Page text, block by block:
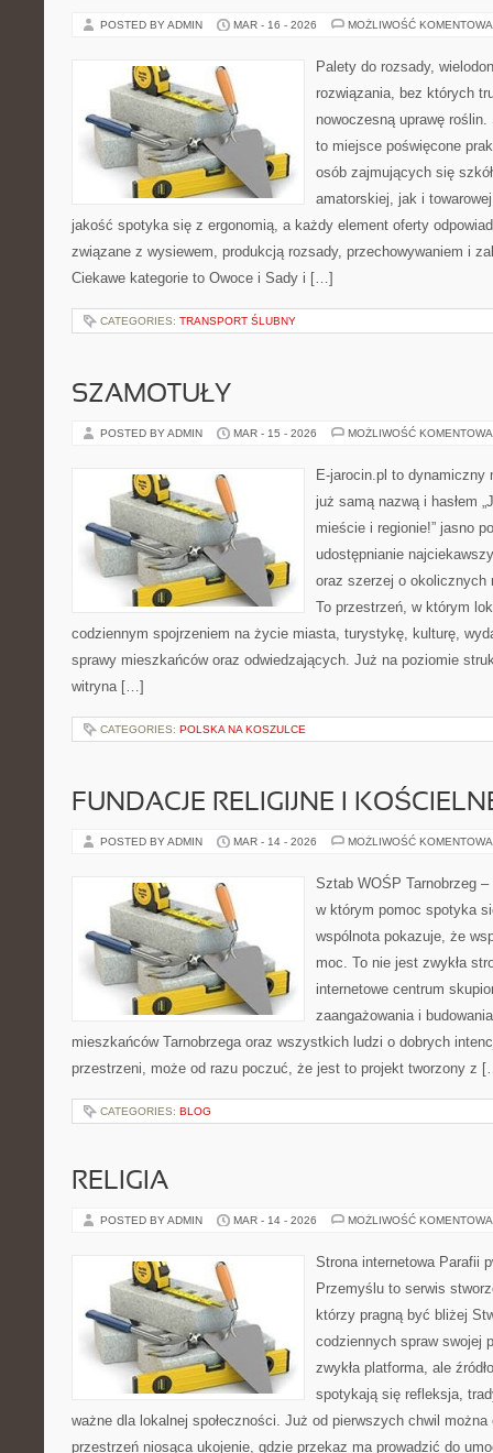
POSTED BY ADMIN MAR - 16 - 2026 MOŻLIWOŚĆ
Palety do rozsady,
rozwiązania, bez których
nowoczesną uprawę
to miejsce poświęcone
osób zajmujących się
amatorskiej, jak i
jakość spotyka się z ergonomią, a każdy element oferty
związane z wysiewem, produkcją rozsady, przechowywaniem i
Ciekawe kategorie to Owoce i Sady i […]
CATEGORIES: TRANSPORT ŚLUBNY
SZAMOTUŁY
POSTED BY ADMIN MAR - 15 - 2026 MOŻLIWOŚĆ
E-jarocin.pl to dynamiczny
już samą nazwą i hasłem
mieście i regionie!” jasno
udostępnianie
oraz szerzej o okolicznych
To przestrzeń, w którym
codziennym spojrzeniem na życie miasta, turystykę, kulturę,
sprawy mieszkańców oraz odwiedzających. Już na poziomie
witryna […]
CATEGORIES: POLSKA NA KOSZULCE
FUNDACJE RELIGIJNE I
POSTED BY ADMIN MAR - 14 - 2026 MOŻLIWOŚĆ
Sztab WOŚP Tarnobrzeg
w którym pomoc spotyka
wspólnota pokazuje, że
moc. To nie jest zwykła
internetowe centrum
zaangażowania i
mieszkańców Tarnobrzega oraz wszystkich ludzi o dobrych
przestrzeni, może od razu poczuć, że jest to projekt tworzony z
CATEGORIES: BLOG
RELIGIA
POSTED BY ADMIN MAR - 14 - 2026 MOŻLIWOŚĆ
Strona internetowa Parafii
Przemyślu to serwis
którzy pragną być bliżej
codziennych spraw swojej
zwykła platforma, ale
spotykają się refleksja,
ważne dla lokalnej społeczności. Już od pierwszych chwil
przestrzeń niosąca ukojenie, gdzie przekaz ma prowadzić do